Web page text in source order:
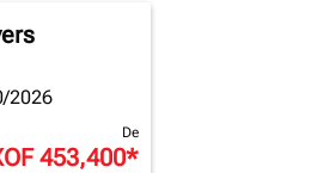
2026
De
453,400*